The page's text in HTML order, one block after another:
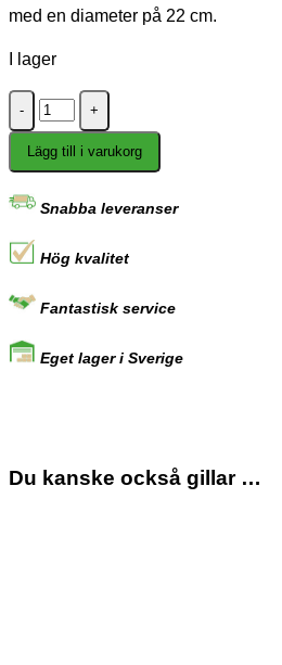
med en diameter på 22 cm.
I lager
Trangiakök
25-
1
UL
mängd
Lägg till i varukorg
Snabba leveranser
Hög kvalitet
Fantastisk service
Eget lager i Sverige
Du kanske också gillar …